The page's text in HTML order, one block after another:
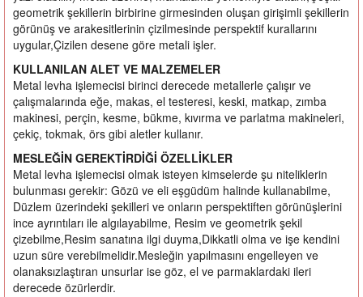
geometrik şekillerin birbirine girmesinden oluşan girişimli şekillerin
görünüş ve arakesitlerinin çizilmesinde perspektif kurallarını
uygular,Çizilen desene göre metali işler.
KULLANILAN ALET VE MALZEMELER
Metal levha işlemecisi birinci derecede metallerle çalışır ve
çalışmalarında eğe, makas, el testeresi, keski, matkap, zımba
makinesi, perçin, kesme, bükme, kıvırma ve parlatma makineleri,
çekiç, tokmak, örs gibi aletler kullanır.
MESLEĞİN GEREKTİRDİĞİ ÖZELLİKLER
Metal levha işlemecisi olmak isteyen kimselerde şu niteliklerin
bulunması gerekir: Gözü ve eli eşgüdüm halinde kullanabilme,
Düzlem üzerindeki şekilleri ve onların perspektiften görünüşlerini
ince ayrıntıları ile algılayabilme, Resim ve geometrik şekil
çizebilme,Resim sanatına ilgi duyma,Dikkatli olma ve işe kendini
uzun süre verebilmelidir.Mesleğin yapılmasını engelleyen ve
olanaksızlaştıran unsurlar ise göz, el ve parmaklardaki ileri
derecede özürlerdir.